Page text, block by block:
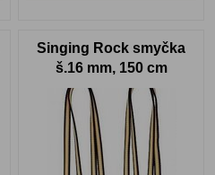
Singing Rock smyčka
š.16 mm, 150 cm